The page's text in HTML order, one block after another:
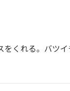
くれる。バツ